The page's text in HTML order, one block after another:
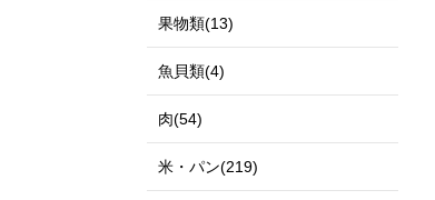
果物類(13)
魚貝類(4)
肉(54)
米・パン(219)